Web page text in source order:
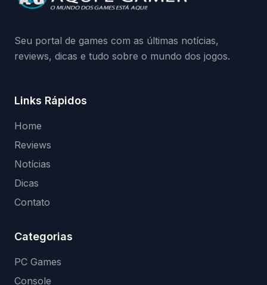
medidas contra acessos não autorizados
Seu portal de games com as últimas notícias,
reviews, dicas e tudo sobre o mundo dos jogos.
Links Rápidos
Home
Reviews
Notícias
Dicas
Contato
Categorias
PC Games
Console